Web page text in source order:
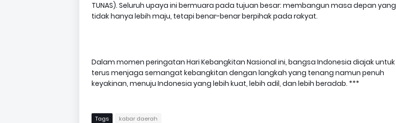
TUNAS). Seluruh upaya ini bermuara pada tujuan besar: membangun masa depan yang
tidak hanya lebih maju, tetapi benar-benar berpihak pada rakyat.
Dalam momen peringatan Hari Kebangkitan Nasional ini, bangsa Indonesia diajak untuk
terus menjaga semangat kebangkitan dengan langkah yang tenang namun penuh
keyakinan, menuju Indonesia yang lebih kuat, lebih adil, dan lebih beradab. ***
Tags kabar daerah